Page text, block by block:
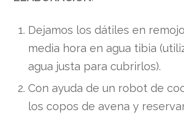
Dejamos los dátiles en
media hora en agua tibia
agua justa para cubrirlos).
Con ayuda de un robot de
los copos de avena y